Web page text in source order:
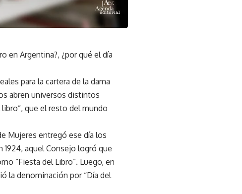
en Argentina?, ¿por qué el día
para la cartera de la dama
abren universos distintos
libro”, que el resto del mundo
Mujeres entregó ese día los
aquel Consejo logró que
“Fiesta del Libro”. Luego, en
la denominación por “Día del